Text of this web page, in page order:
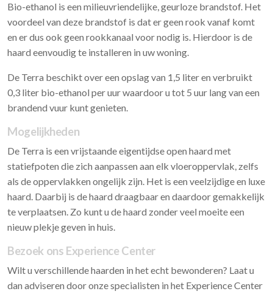
Bio-ethanol is een milieuvriendelijke, geurloze brandstof. Het
voordeel van deze brandstof is dat er geen rook vanaf komt
en er dus ook geen rookkanaal voor nodig is. Hierdoor is de
haard eenvoudig te installeren in uw woning.
De Terra beschikt over een opslag van 1,5 liter en verbruikt
0,3 liter bio-ethanol per uur waardoor u tot 5 uur lang van een
brandend vuur kunt genieten.
Mogelijkheden
De Terra is een vrijstaande eigentijdse open haard met
statiefpoten die zich aanpassen aan elk vloeroppervlak, zelfs
als de oppervlakken ongelijk zijn. Het is een veelzijdige en luxe
haard. Daarbij is de haard draagbaar en daardoor gemakkelijk
te verplaatsen. Zo kunt u de haard zonder veel moeite een
nieuw plekje geven in huis.
Bezoek ons Experience Center
Wilt u verschillende haarden in het echt bewonderen? Laat u
dan adviseren door onze specialisten in het Experience Center